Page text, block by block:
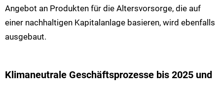
Angebot an Produkten für die Altersvorsorge, die auf
einer nachhaltigen Kapitalanlage basieren, wird ebenfalls
ausgebaut.
Klimaneutrale Geschäftsprozesse bis 2025 und